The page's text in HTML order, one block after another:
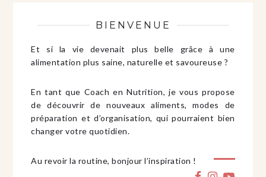
BIENVENUE
Et si la vie devenait plus belle grâce à une
alimentation plus saine, naturelle et savoureuse ?
En tant que Coach en Nutrition, je vous propose
de découvrir de nouveaux aliments, modes de
préparation et d’organisation, qui pourraient bien
changer votre quotidien.
Au revoir la routine, bonjour l’inspiration !